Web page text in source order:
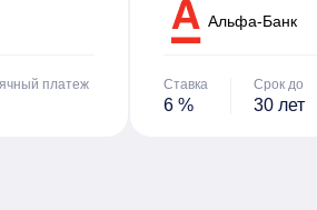
платеж
Альфа-Банк
Ставка
6 %
Срок до
30 лет